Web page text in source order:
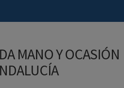
MANO Y OCASIÓN